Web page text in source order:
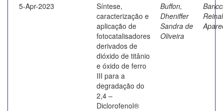
5-Apr-2023
Síntese,
caracterização e
aplicação de
fotocatalisadores
derivados de
dióxido de titânio
e óxido de ferro
III para a
degradação do
2,4 –
Diclorofenol®
Buffon,
Dheniffer
Sandra de
Oliveira